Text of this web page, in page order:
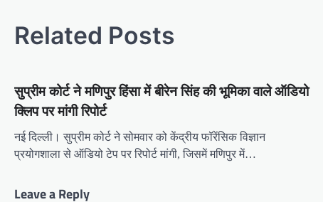
Related Posts
सुप्रीम कोर्ट ने मणिपुर हिंसा में बीरेन सिंह की भूमिका वाले ऑडियो
क्लिप पर मांगी रिपोर्ट
नई दिल्ली। सुप्रीम कोर्ट ने सोमवार को केंद्रीय फॉरेंसिक विज्ञान
प्रयोगशाला से ऑडियो टेप पर रिपोर्ट मांगी, जिसमें मणिपुर में…
Leave a Reply